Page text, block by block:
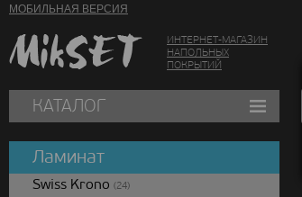
МОБИЛЬНАЯ ВЕРСИЯ
ИНТЕРНЕТ-МАГАЗИН
НАПОЛЬНЫХ
ПОКРЫТИЙ
КАТАЛОГ
Ламинат
Swiss Krono (24)